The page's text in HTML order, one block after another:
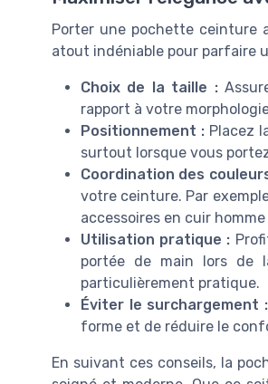
Porter une pochette ceinture
atout indéniable pour parfaire
Choix de la taille :
rapport à votre
Positionnement : Placez
surtout lorsque vous
Coordination des
votre ceinture. Par
accessoires en cuir
Utilisation pratique :
portée de main lors de
particulièrement pratique.
Éviter le surchargement :
forme et de réduire le
En suivant ces conseils, la